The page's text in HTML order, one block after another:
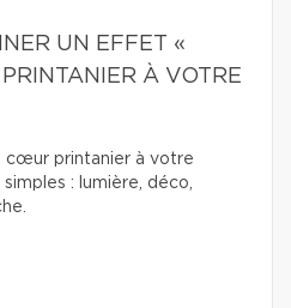
UN EFFET «
À VOTRE
cœur printanier à votre
: lumière, déco,